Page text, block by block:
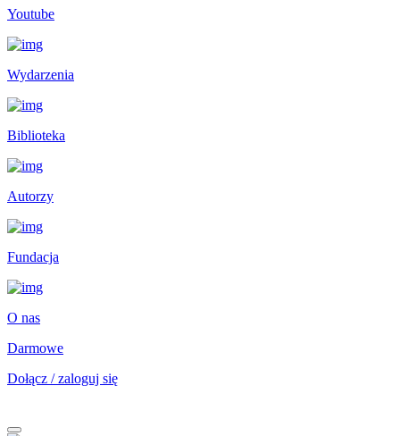
Youtube
Wydarzenia
Biblioteka
Autorzy
Fundacja
O nas
Darmowe
Dołącz / zaloguj się